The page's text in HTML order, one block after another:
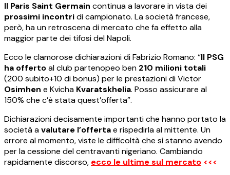
Il Paris Saint Germain continua a lavorare in vista dei
prossimi incontridi campionato. La società francese,
però, ha un retroscena di mercato che fa effetto alla
maggior parte dei tifosi del Napoli.
Ecco le clamorose dichiarazioni di Fabrizio Romano: “Il PSG
ha offertoal club partenopeo ben 210 milioni totali
(200 subito+10 di bonus) per le prestazioni di Victor
Osimhen e Kvicha Kvaratskhelia. Posso assicurare al
150% che c’è stata quest’offerta”.
Dichiarazioni decisamente importanti che hanno portato la
società avalutare l’offertae rispedirla al mittente. Un
errore al momento, viste le difficoltà che si stanno avendo
per la cessione del centravanti nigeriano. Cambiando
rapidamente discorso, ecco le ultime sul mercato <<<